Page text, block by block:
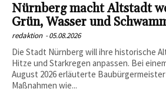
Nürnberg macht Altstadt
Grün, Wasser und
redaktion -05.08.2026
Die Stadt Nürnberg will ihre historische
Hitze und Starkregen anpassen. Bei
August 2026 erläuterte Baubürgermeister
Maßnahmen wie...